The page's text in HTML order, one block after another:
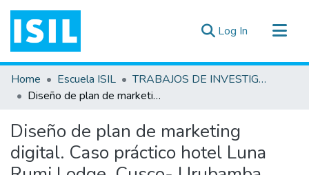
Log In (current)
All of DSpace
Statistics
Documentos ▾
Home Escuela ISIL
TRABAJOS DE INVESTIGACIÓN
Diseño de plan de marketing digital. Caso práctico hotel Luna Rumi Lodge, Cusco- Urubamba 2020-2021
Diseño de plan de marketing
digital. Caso práctico hotel Luna